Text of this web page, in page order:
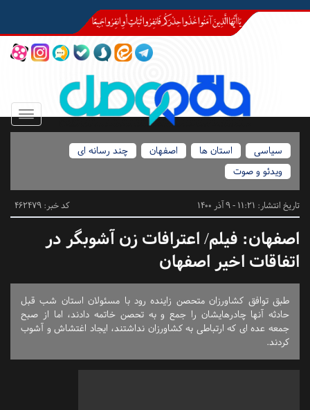
Toggle
سیاسی
استان ها اصفهان
چند رسانه ای
ویدئو و صوت
تاریخ انتشار: 11:21 - 9 آذر 1400 کد خبر: 462479
اصفهان: فیلم/ اعترافات زن آشوبگر در
اتفاقات اخیر اصفهان
طبق توافق کشاورزان متحصن زاینده رود با مسئولان استان شب قبل
حادثه آنها چادرهایشان را جمع و به تحصن خاتمه دادند، اما از صبح
جمعه عده ای که ارتباطی به کشاورزان نداشتند، ایجاد اغتشاش و آشوب
کردند.